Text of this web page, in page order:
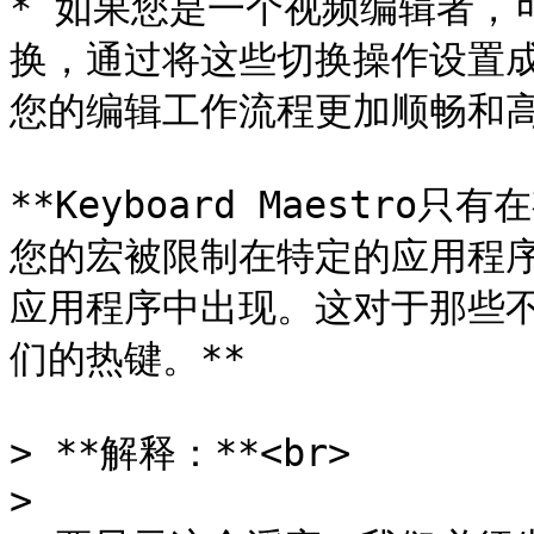
换，通过将这些切换操作设置
您的编辑工作流程更加顺畅和
**Keyboard Maestro只有在
您的宏被限制在特定的应用程
应用程序中出现。这对于那些
们的热键。**
> **解释：**<br>
>